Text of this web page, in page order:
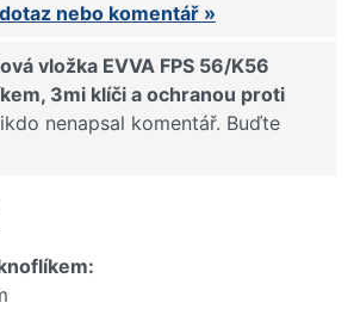
nebo komentář »
vložka EVVA FPS 56/K56
3mi klíči a ochranou proti
nenapsal komentář. Buďte